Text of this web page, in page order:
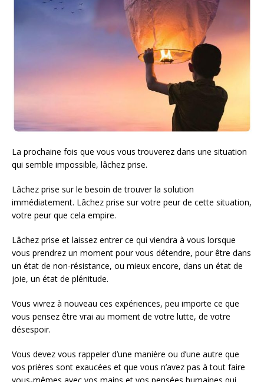
La prochaine fois que vous vous trouverez dans une situation
qui semble impossible, lâchez prise.
Lâchez prise sur le besoin de trouver la solution
immédiatement. Lâchez prise sur votre peur de cette situation,
votre peur que cela empire.
Lâchez prise et laissez entrer ce qui viendra à vous lorsque
vous prendrez un moment pour vous détendre, pour être dans
un état de non-résistance, ou mieux encore, dans un état de
joie, un état de plénitude.
Vous vivrez à nouveau ces expériences, peu importe ce que
vous pensez être vrai au moment de votre lutte, de votre
désespoir.
Vous devez vous rappeler d’une manière ou d’une autre que
vos prières sont exaucées et que vous n’avez pas à tout faire
vous-mêmes avec vos mains et vos pensées humaines qui